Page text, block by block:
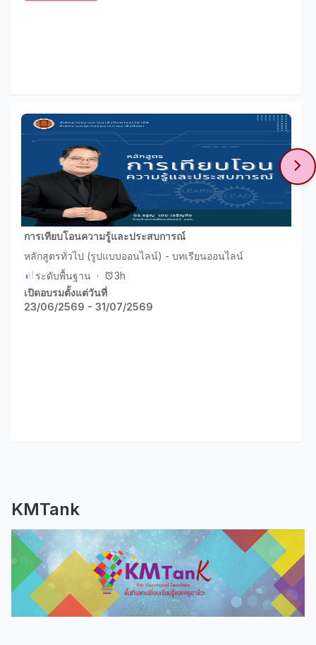
การเทียบโอนความรู้และประสบการณ์
หลักสูตรทั่วไป (รูปแบบออนไลน์) - บทเรียนออนไลน์
ระดับพื้นฐาน ·
3h
เปิดอบรมตั้งแต่วันที่
23/06/2569 - 31/07/2569
KMTank